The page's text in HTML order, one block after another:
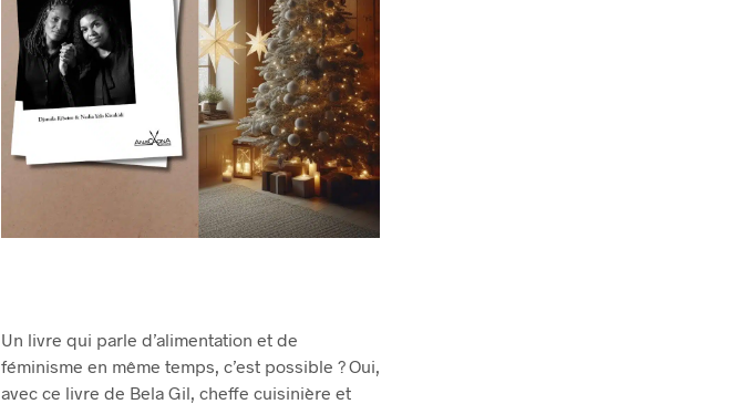
Un livre qui parle d’alimentation et de
féminisme en même temps, c’est possible ? Oui,
avec ce livre de Bela Gil, cheffe cuisinière et